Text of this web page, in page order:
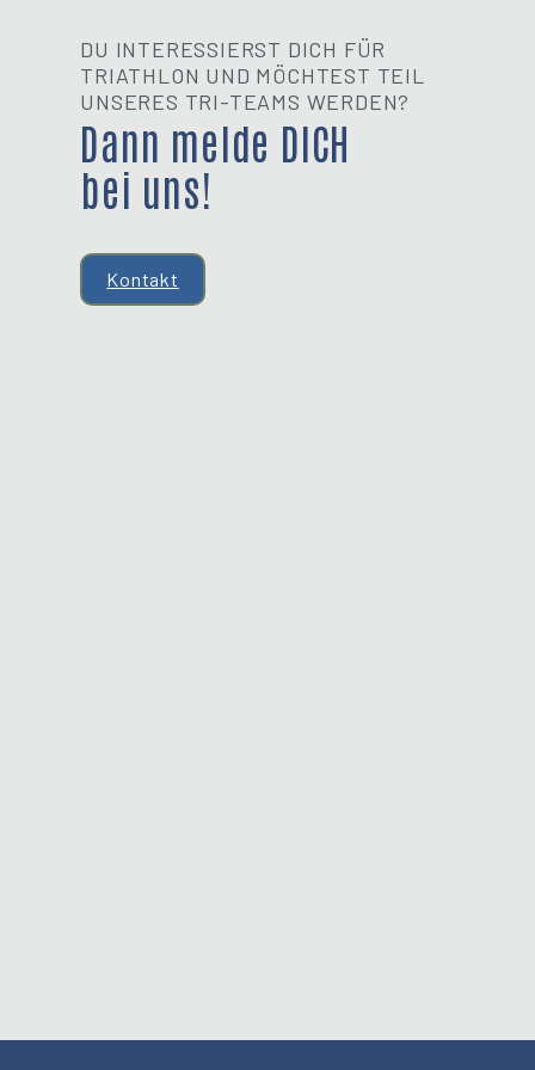
DU INTERESSIERST DICH FÜR
TRIATHLON UND MÖCHTEST TEIL
UNSERES TRI-TEAMS WERDEN?
Dann melde DICH
bei uns!
Kontakt